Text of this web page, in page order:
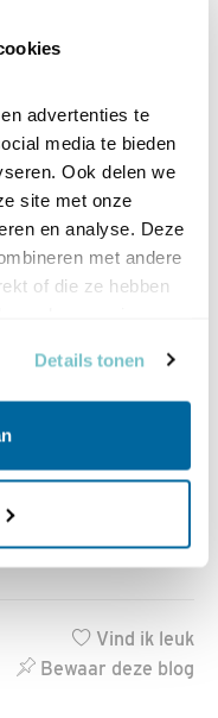
advertenties te
media te bieden
Ook delen we
site met onze
en analyse. Deze
met andere
of die ze hebben
Details tonen
of de
verwarmen en
we volgende
de minnaar van
op de stoep? Blijf
onzekerheden en
Vind ik leuk
Bewaar deze blog